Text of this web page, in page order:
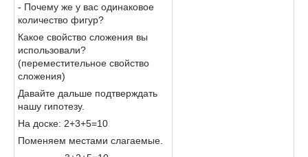
- Почему же у вас одинаковое
количество фигур?
Какое свойство сложения вы
использовали?
(переместительное свойство
сложения)
Давайте дальше подтверждать
нашу гипотезу.
На доске: 2+3+5=10
Поменяем местами слагаемые.